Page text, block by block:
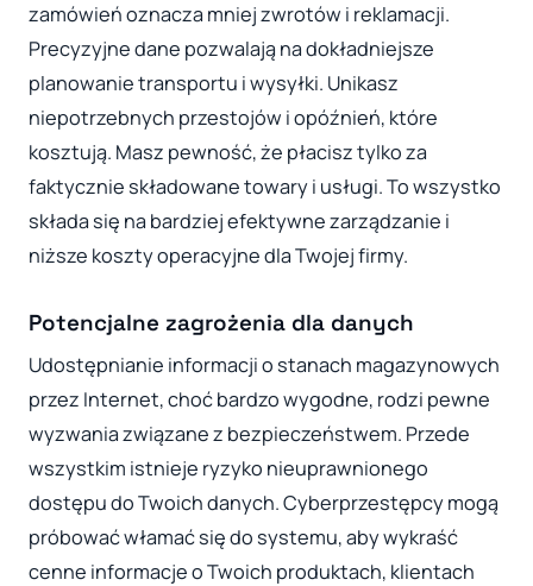
zamówień oznacza mniej zwrotów i reklamacji.
Precyzyjne dane pozwalają na dokładniejsze
planowanie transportu i wysyłki. Unikasz
niepotrzebnych przestojów i opóźnień, które
kosztują. Masz pewność, że płacisz tylko za
faktycznie składowane towary i usługi. To wszystko
składa się na bardziej efektywne zarządzanie i
niższe koszty operacyjne dla Twojej firmy.
Potencjalne zagrożenia dla danych
Udostępnianie informacji o stanach magazynowych
przez Internet, choć bardzo wygodne, rodzi pewne
wyzwania związane z bezpieczeństwem. Przede
wszystkim istnieje ryzyko nieuprawnionego
dostępu do Twoich danych. Cyberprzestępcy mogą
próbować włamać się do systemu, aby wykraść
cenne informacje o Twoich produktach, klientach